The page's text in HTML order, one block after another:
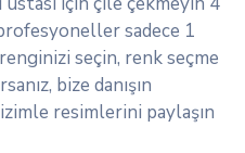
sadece 1
seçin, renk seçme
bize danışın
resimlerini paylaşın